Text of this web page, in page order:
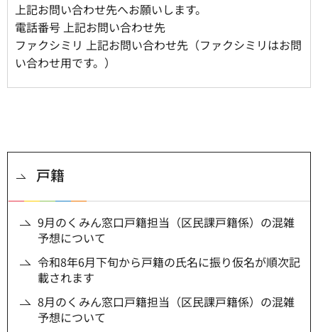
上記お問い合わせ先へお願いします。
電話番号 上記お問い合わせ先
ファクシミリ 上記お問い合わせ先（ファクシミリはお問
い合わせ用です。）
戸籍
9月のくみん窓口戸籍担当（区民課戸籍係）の混雑
予想について
令和8年6月下旬から戸籍の氏名に振り仮名が順次記
載されます
8月のくみん窓口戸籍担当（区民課戸籍係）の混雑
予想について